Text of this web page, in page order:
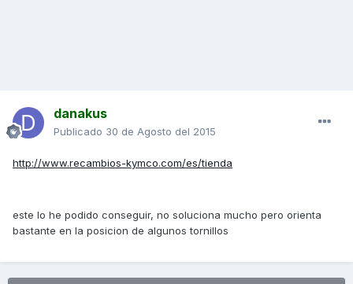
danakus
Publicado 30 de Agosto del 2015
http://www.recambios-kymco.com/es/tienda
este lo he podido conseguir, no soluciona mucho pero orienta
bastante en la posicion de algunos tornillos